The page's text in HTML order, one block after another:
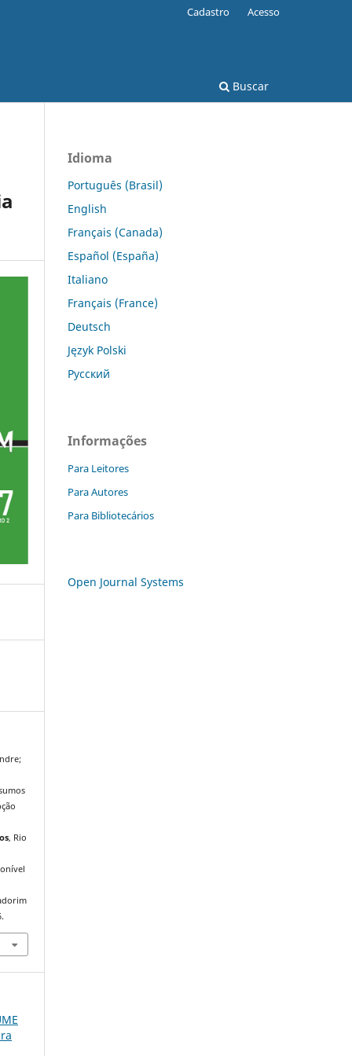
Buscar
Cadastro Acesso
, Rio
Idioma
Português (Brasil)
English
Français (Canada)
Español (España)
Italiano
Français (France)
Deutsch
Język Polski
Русский
Informações
Para Leitores
Para Autores
Para Bibliotecários
Open Journal Systems